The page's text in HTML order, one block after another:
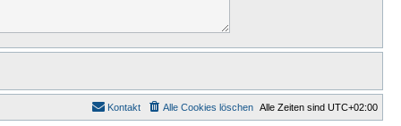
Alle Zeiten sind UTC+02:00
Alle Cookies löschen
Kontakt